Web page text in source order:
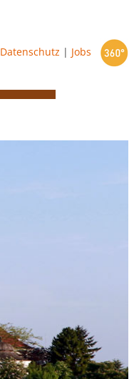
Datenschutz | Jobs